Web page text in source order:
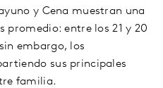
y Cena muestran una
promedio: entre los 21 y 20
embargo, los
sus principales
familia.